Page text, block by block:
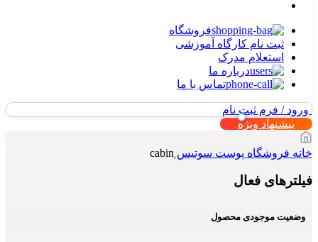
فروشگاه
ثبت نام کارگاه آموزشی
استعلام مدرک
درباره ما
تماس با ما
ورود / فرم ثبت نام
پیشنهاد ویژه
خانه فروشگاه پوست سوتیس cabin
فیلترهای فعال
وضعیت موجودی محصول